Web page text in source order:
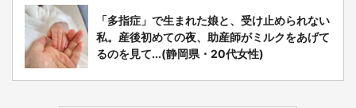
「多指症」で生まれた娘と、受け止められない
私。産後初めての夜、助産師がミルクをあげて
るのを見て...(静岡県・20代女性)